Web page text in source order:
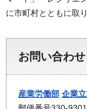
に市町村とともに取
お問い合わせ
産業労働部 企業